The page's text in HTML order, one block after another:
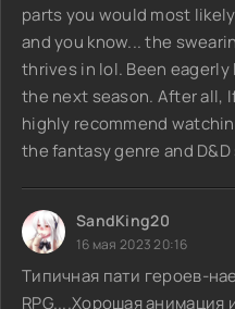
parts you would most
and you know... the
thrives in lol. Been
the next season. After all,
highly recommend
the fantasy genre and
SandKing20
16 мая 2023 20:16
Типичная пати героев-
RPG....Хорошая